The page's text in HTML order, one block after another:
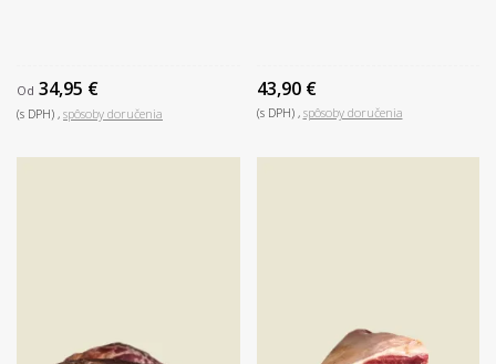
Od 34,95 €
(s DPH) spôsoby doručenia
43,90 €
(s DPH) spôsoby doručenia